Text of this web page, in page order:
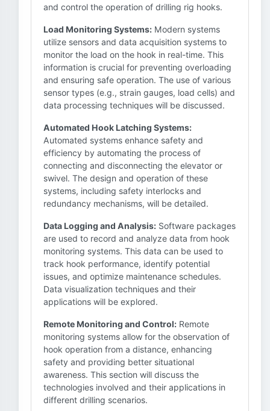
and control the operation of drilling rig hooks.
Load Monitoring Systems: Modern systems
utilize sensors and data acquisition systems to
monitor the load on the hook in real-time. This
information is crucial for preventing overloading
and ensuring safe operation. The use of various
sensor types (e.g., strain gauges, load cells) and
data processing techniques will be discussed.
Automated Hook Latching Systems:
Automated systems enhance safety and
efficiency by automating the process of
connecting and disconnecting the elevator or
swivel. The design and operation of these
systems, including safety interlocks and
redundancy mechanisms, will be detailed.
Data Logging and Analysis: Software packages
are used to record and analyze data from hook
monitoring systems. This data can be used to
track hook performance, identify potential
issues, and optimize maintenance schedules.
Data visualization techniques and their
applications will be explored.
Remote Monitoring and Control: Remote
monitoring systems allow for the observation of
hook operation from a distance, enhancing
safety and providing better situational
awareness. This section will discuss the
technologies involved and their applications in
different drilling scenarios.